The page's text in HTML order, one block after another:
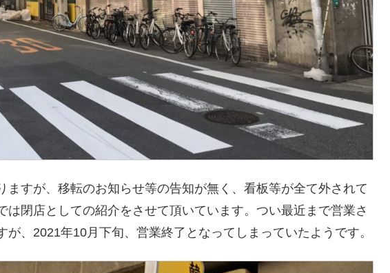
ますが、移転のお知らせ等の告知が無く、看板等が全て外されて
は閉店としての紹介をさせて頂いています。つい最近まで営業さ
、2021年10月下旬、営業終了となってしまっていたようです。